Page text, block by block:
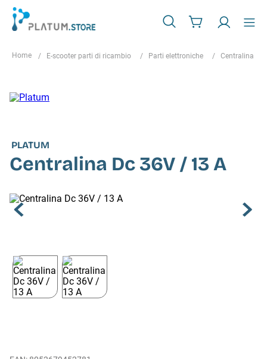
E-scooter parti di ricambio Parti elettroniche Centralina
PLATUM
Centralina Dc 36V / 13 A